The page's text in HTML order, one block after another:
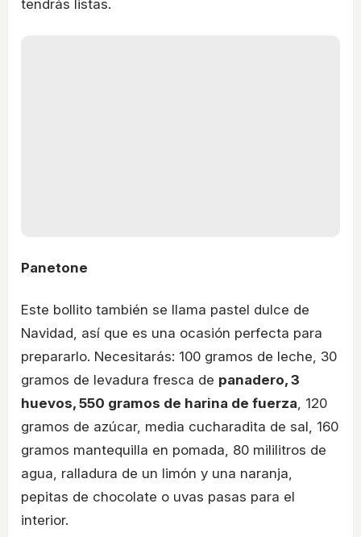
tendrás listas.
Panetone
Este bollito también se llama pastel dulce de
Navidad, así que es una ocasión perfecta para
prepararlo. Necesitarás: 100 gramos de leche, 30
gramos de levadura fresca de panadero, 3
huevos, 550 gramos de harina de fuerza , 120
gramos de azúcar, media cucharadita de sal, 160
gramos mantequilla en pomada, 80 mililitros de
agua, ralladura de un limón y una naranja,
pepitas de chocolate o uvas pasas para el
interior.